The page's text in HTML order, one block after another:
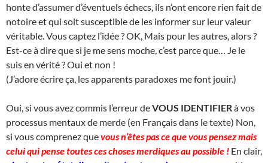
honte d’assumer d’éventuels échecs, ils n’ont encore rien fait de
notoire et qui soit susceptible de les informer sur leur valeur
véritable. Vous captez l’idée ? OK, Mais pour les autres, alors ?
Est-ce à dire que si je me sens moche, c’est parce que… Je le
suis en vérité ? Oui et non !
(J’adore écrire ça, les apparents paradoxes me font jouir.)
Oui, si vous avez commis l’erreur deVOUS IDENTIFIERà vos
processus mentaux de merde (en Français dans le texte) Non,
si vous comprenez quevous n’êtes pas ce que vous pensez mais
celui qui pense toutes ces choses merdiques au possible ! En clair,